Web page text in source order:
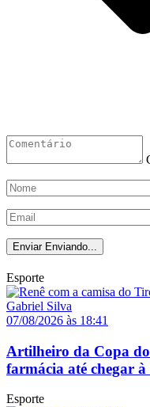
Enviar Enviando...
Esporte
07/08/2026 às 18:41
Artilheiro da Copa
farmácia até chegar à
Esporte